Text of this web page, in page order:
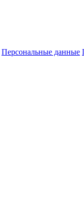
Персональные данные